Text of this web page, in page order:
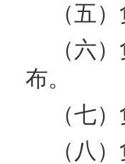
（五
（六
布。
（七
（八